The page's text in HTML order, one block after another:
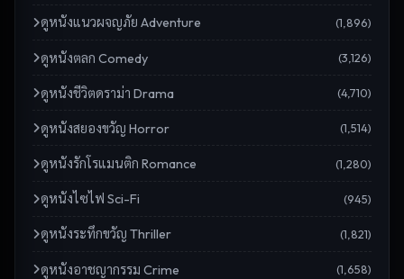
ดูหนังแนวผจญภัย Adventure (1,896)
ดูหนังตลก Comedy (3,126)
ดูหนังชีวิตดราม่า Drama (4,710)
ดูหนังสยองขวัญ Horror (1,514)
ดูหนังรักโรแมนติก Romance (1,280)
ดูหนังไซไฟ Sci-Fi (945)
ดูหนังระทึกขวัญ Thriller (1,821)
ดูหนังอาชญากรรม Crime (1,658)